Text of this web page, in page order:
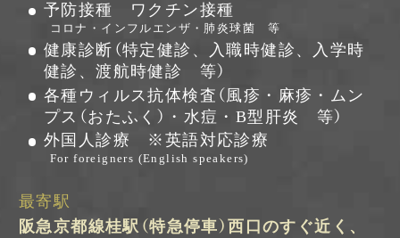
予防接種 ワクチン接種
コロナ・インフルエンザ・肺炎球菌 等
健康診断（特定健診、入職時健診、入学時
健診、渡航時健診 等）
各種ウィルス抗体検査（風疹・麻疹・ムン
プス（おたふく）・水痘・B型肝炎 等）
外国人診療 ※英語対応診療
For foreigners (English speakers)
最寄駅
阪急京都線桂駅（特急停車）西口のすぐ近く、